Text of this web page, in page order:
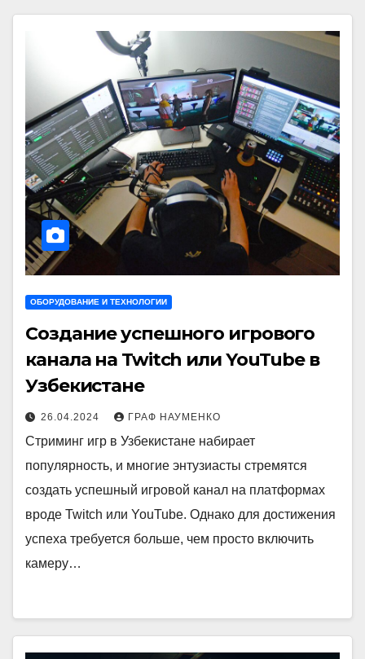
ОБОРУДОВАНИЕ И ТЕХНОЛОГИИ
Создание успешного игрового
канала на Twitch или YouTube в
Узбекистане
26.04.2024 ГРАФ НАУМЕНКО
Стриминг игр в Узбекистане набирает
популярность, и многие энтузиасты стремятся
создать успешный игровой канал на платформах
вроде Twitch или YouTube. Однако для достижения
успеха требуется больше, чем просто включить
камеру…